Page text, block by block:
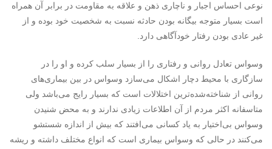
نوعی احساس اجبار و ناچاری ذهن و علاقه به مقاومت در برابر آن همراه
است بسیار متوجه بیگانه بودن حادثه نسبت به شخصیت خود بوده و از
غیر عادی بودن رفتار خودآگاهی دارد.
وسواس تعادل روانی و رفتاری را از بسیار سلب کرده و او را در
سازگاری با محیط دچار اشکال می‌سازد وسواس در بین بیماری‌های
روانی از شناخته‌شده‌ترین اختلالات است که بسیار رایج می‌باشد ولی
متاسفانه اکثر مردم از آن اطلاعات زیادی ندارند و به محض شنیدن
وسواس بی‌اختیار به یاد کسانی می‌افتند که بیش از اندازه شستشو
می‌کنند در حالی که وسواس بیماری است که انواع مختلف داشته و ریشه